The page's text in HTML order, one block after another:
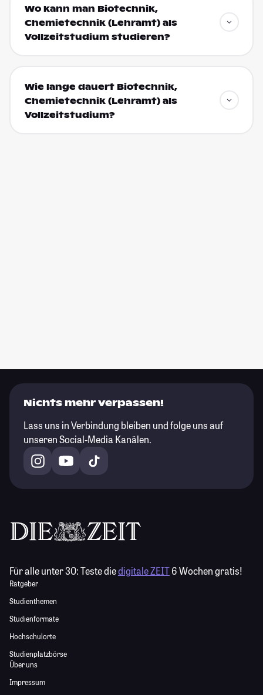
Wo kann man Biotechnik,
Chemietechnik (Lehramt) als
Vollzeitstudium studieren?
Wie lange dauert Biotechnik,
Chemietechnik (Lehramt) als
Vollzeitstudium?
Nichts mehr verpassen!
Lass uns in Verbindung bleiben und folge uns auf
unseren Social-Media Kanälen.
Für alle unter 30:Teste diedigitale ZEIT6 Wochen gratis!
Ratgeber
Studienthemen
Studienformate
Hochschulorte
Studienplatzbörse
Über uns
Impressum